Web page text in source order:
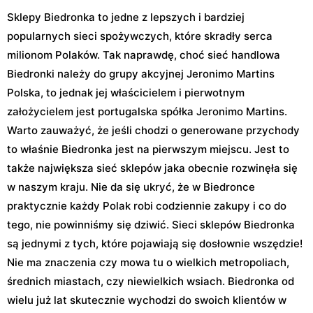
Sklepy Biedronka to jedne z lepszych i bardziej
popularnych sieci spożywczych, które skradły serca
milionom Polaków. Tak naprawdę, choć sieć handlowa
Biedronki należy do grupy akcyjnej Jeronimo Martins
Polska, to jednak jej właścicielem i pierwotnym
założycielem jest portugalska spółka Jeronimo Martins.
Warto zauważyć, że jeśli chodzi o generowane przychody
to właśnie Biedronka jest na pierwszym miejscu. Jest to
także największa sieć sklepów jaka obecnie rozwinęła się
w naszym kraju. Nie da się ukryć, że w Biedronce
praktycznie każdy Polak robi codziennie zakupy i co do
tego, nie powinniśmy się dziwić. Sieci sklepów Biedronka
są jednymi z tych, które pojawiają się dosłownie wszędzie!
Nie ma znaczenia czy mowa tu o wielkich metropoliach,
średnich miastach, czy niewielkich wsiach. Biedronka od
wielu już lat skutecznie wychodzi do swoich klientów w